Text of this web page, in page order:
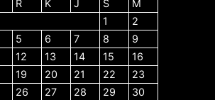
R K J S
M
1
2
5 6 7 8
9
12 13 14 15
16
19 20 21 22
23
26 27 28 29
30